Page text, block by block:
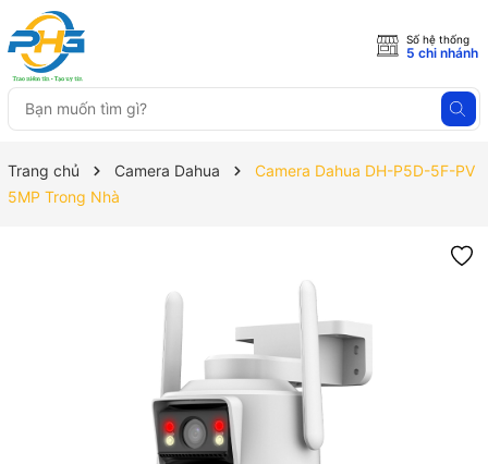
Số hệ thống
5 chi nhánh
Trang chủ Camera Dahua
Camera Dahua DH-P5D-5F-PV
5MP Trong Nhà